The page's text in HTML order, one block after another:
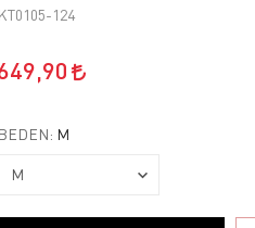
KT0105-124
BEDEN: M